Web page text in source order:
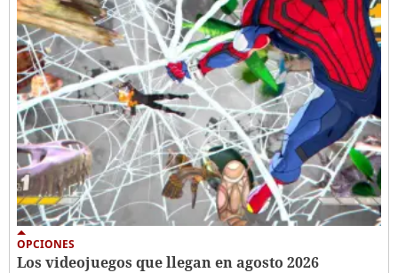
OPCIONES
Los videojuegos que llegan en agosto 2026